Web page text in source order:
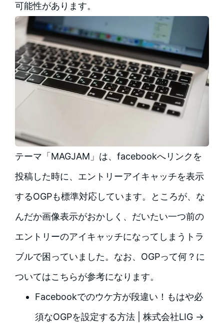
可能性があります。
テーマ「MAGJAM」は、facebookへリンクを
投稿した時に、エントリーアイキャッチを表示
するOGPも標準対応しています。ところが、な
んだか画像表示がおかしく、だいたい一つ前の
エントリーのアイキャッチになってしまうトラ
ブルで困っていました。なお、OGPって何？に
ついてはこちらが参考になります。
Facebookでのウケ方が段違い！もはや必
須なOGPを設定する方法 | 株式会社LIG →